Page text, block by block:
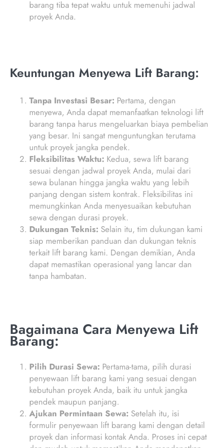
barang tiba tepat waktu untuk memenuhi jadwal
proyek Anda.
Keuntungan Menyewa Lift Barang:
Tanpa Investasi Besar: Pertama, dengan
menyewa, Anda dapat memanfaatkan teknologi lift
barang tanpa harus mengeluarkan biaya pembelian
yang besar. Ini sangat menguntungkan terutama
untuk proyek jangka pendek.
Fleksibilitas Waktu: Kedua, sewa lift barang
sesuai dengan jadwal proyek Anda, mulai dari
sewa bulanan hingga jangka waktu yang lebih
panjang dengan sistem kontrak. Fleksibilitas ini
memungkinkan Anda menyesuaikan kebutuhan
sewa dengan durasi proyek.
Dukungan Teknis: Selain itu, tim dukungan kami
siap memberikan panduan dan dukungan teknis
terkait lift barang kami. Dengan demikian, Anda
dapat memastikan operasional yang lancar dan
tanpa hambatan.
Bagaimana Cara Menyewa Lift
Barang:
Pilih Durasi Sewa: Pertama-tama, pilih durasi
penyewaan lift barang kami yang sesuai dengan
kebutuhan proyek Anda, baik itu untuk jangka
pendek maupun panjang.
Ajukan Permintaan Sewa: Setelah itu, isi
formulir penyewaan lift barang kami dengan detail
proyek dan informasi kontak Anda. Proses ini cepat